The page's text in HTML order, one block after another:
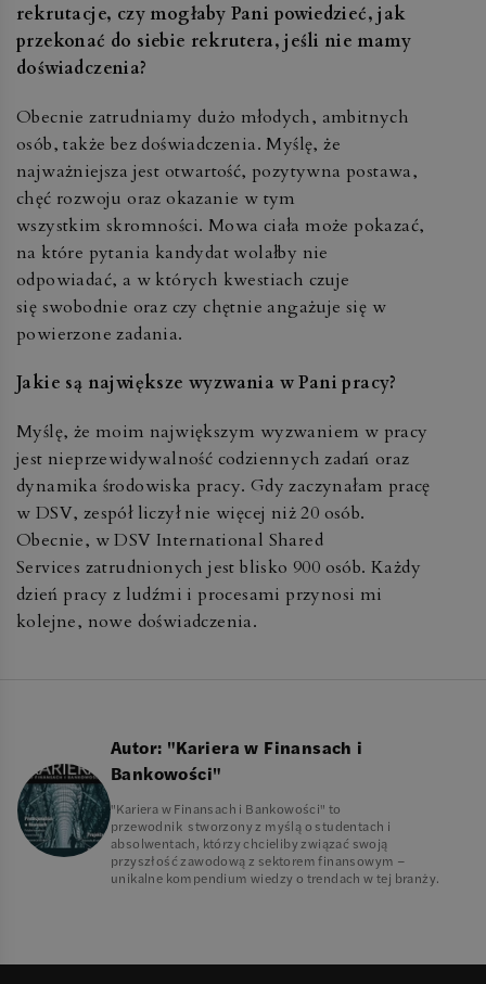
rekrutacje, czy mogłaby Pani powiedzieć, jak
przekonać do siebie rekrutera, jeśli nie mamy
doświadczenia?
Obecnie zatrudniamy dużo młodych, ambitnych
osób, także bez doświadczenia. Myślę, że
najważniejsza jest otwartość, pozytywna postawa,
chęć rozwoju oraz okazanie w tym
wszystkim skromności. Mowa ciała może pokazać,
na które pytania kandydat wolałby nie
odpowiadać, a w których kwestiach czuje
się swobodnie oraz czy chętnie angażuje się w
powierzone zadania.
Jakie są największe wyzwania w Pani pracy?
Myślę, że moim największym wyzwaniem w pracy
jest nieprzewidywalność codziennych zadań oraz
dynamika środowiska pracy. Gdy zaczynałam pracę
w DSV, zespół liczył nie więcej niż 20 osób.
Obecnie, w DSV International Shared
Services zatrudnionych jest blisko 900 osób. Każdy
dzień pracy z ludźmi i procesami przynosi mi
kolejne, nowe doświadczenia.
Autor: "Kariera w Finansach i
Bankowości"
"Kariera w Finansach i Bankowości" to
przewodnik stworzony z myślą o studentach i
absolwentach, którzy chcieliby związać swoją
przyszłość zawodową z sektorem finansowym –
unikalne kompendium wiedzy o trendach w tej branży.